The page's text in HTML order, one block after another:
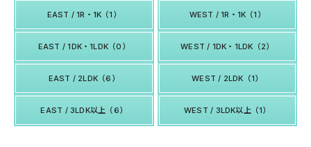
EAST / 1R・1K（1）
EAST / 1DK・1LDK（0）
EAST / 2LDK（6）
EAST / 3LDK以上（6）
WEST / 1R・1K（1）
WEST / 1DK・1LDK（2）
WEST / 2LDK（1）
WEST / 3LDK以上（1）